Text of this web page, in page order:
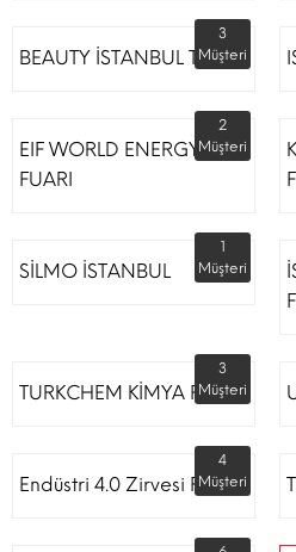
BEAUTY İSTANBUL TÜYAP
3
Müşteri
EIF WORLD ENERGY
FUARI
2
Müşteri
SİLMO İSTANBUL
1
Müşteri
TURKCHEM KİMYA FUARI
3
Müşteri
Endüstri 4.0 Zirvesi Fuarı
4
Müşteri